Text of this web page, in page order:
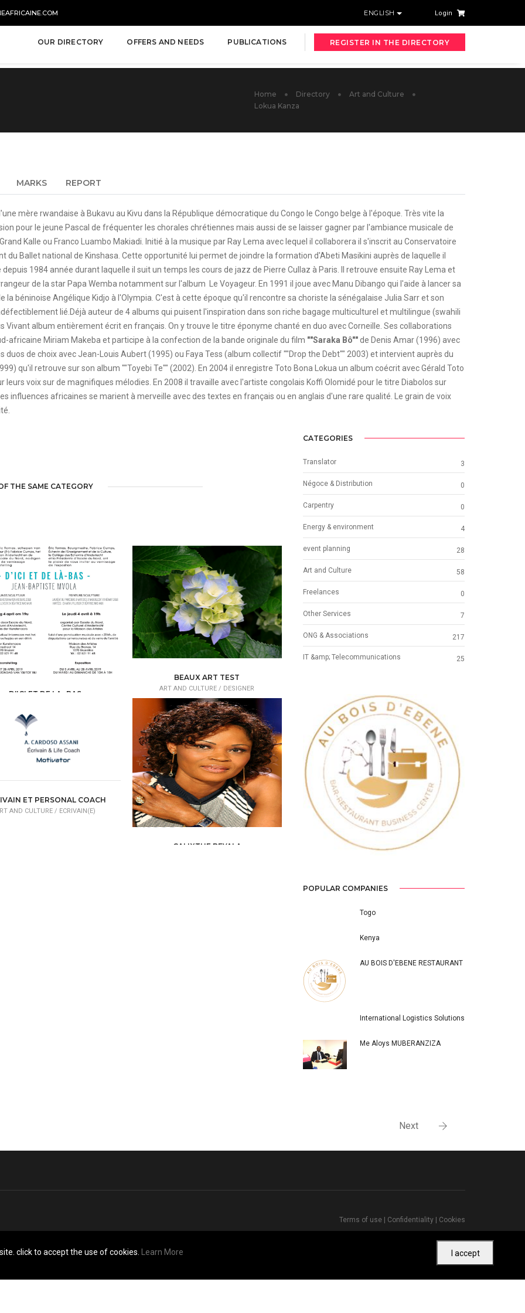
ENGLISH Login
OUR DIRECTORY OFFERS AND NEEDS PUBLICATIONS REGISTER IN THE DIRECTORY
Home Directory
Art and Culture
Lokua Kanza
MARKS REPORT
mère rwandaise à Bukavu au Kivu dans la République démocratique du Congo le Congo belge à l'époque. Très vite la
pour le jeune Pascal de fréquenter les chorales chrétiennes mais aussi de se laisser gagner par l'ambiance musicale de
Kalle ou Franco Luambo Makiadi. Initié à la musique par Ray Lema avec lequel il collaborera il s'inscrit au Conservatoire
du Ballet national de Kinshasa. Cette opportunité lui permet de joindre la formation d'Abeti Masikini auprès de laquelle il
1984 année durant laquelle il suit un temps les cours de jazz de Pierre Cullaz à Paris. Il retrouve ensuite Ray Lema et
de la star Papa Wemba notamment sur l'album Le Voyageur. En 1991 il joue avec Manu Dibango qui l'aide à lancer sa
béninoise Angélique Kidjo à l'Olympia. C'est à cette époque qu'il rencontre sa choriste la sénégalaise Julia Sarr et son
lié.Déjà auteur de 4 albums qui puisent l'inspiration dans son riche bagage multiculturel et multilingue (swahili
Vivant album entièrement écrit en français. On y trouve le titre éponyme chanté en duo avec Corneille. Ses collaborations
africaine Miriam Makeba et participe à la confection de la bande originale du film ""Saraka Bô""de Denis Amar (1996) avec
de choix avec Jean-Louis Aubert (1995) ou Faya Tess (album collectif ""Drop the Debt"" 2003) et intervient auprès du
qu'il retrouve sur son album ""Toyebi Te"" (2002). En 2004 il enregistre Toto Bona Lokua un album coécrit avec Gérald Toto
voix sur de magnifiques mélodies. En 2008 il travaille avec l'artiste congolais Koffi Olomidé pour le titre Diabolos sur
influences africaines se marient à merveille avec des textes en français ou en anglais d'une rare qualité. Le grain de voix
THE SAME CATEGORY
D'ICI ET DE LA- BAS
BEAUX ART TEST
ART AND CULTURE / DESIGNER
ET PERSONAL COACH
AND CULTURE / ECRIVAIN(E)
CALIXTHE BEYALA
CATEGORIES
Translator 3
Négoce & Distribution 0
Carpentry 0
Energy & environment 4
event planning 28
Art and Culture 58
Freelances 0
Other Services 7
ONG & Associations 217
IT &amp; Telecommunications 25
Previous Next
POPULAR COMPANIES
Togo
Kenya
AU BOIS D'EBENE RESTAURANT
International Logistics Solutions
Me Aloys MUBERANZIZA
Next
click to accept the use of cookies. Learn More I accept
Terms of use | Confidentiality | Cookies